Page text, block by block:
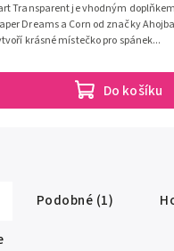
Do košíku
Transparent je vhodným
Dreams a Corn od značky
krásné místečko pro spánek...
Podobné (1)